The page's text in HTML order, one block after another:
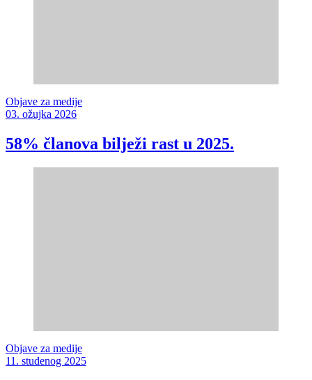
Objave za medije
03. ožujka 2026
58% članova bilježi rast u 2025.
Objave za medije
11. studenog 2025